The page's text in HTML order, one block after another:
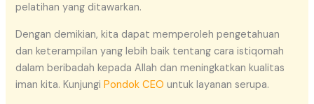
pelatihan yang ditawarkan.
Dengan demikian, kita dapat memperoleh pengetahuan
dan keterampilan yang lebih baik tentang cara istiqomah
dalam beribadah kepada Allah dan meningkatkan kualitas
iman kita. KunjungiPondok CEO untuk layanan serupa.